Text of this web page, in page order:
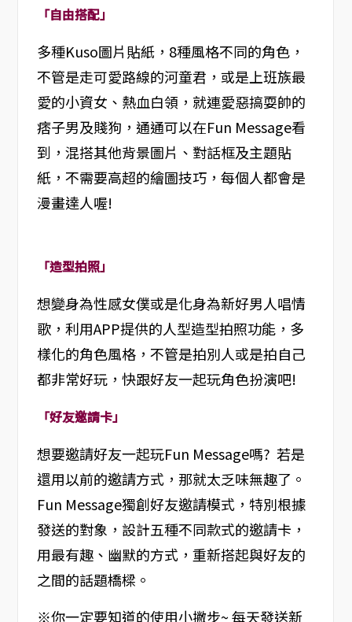
「自由搭配」
多種Kuso圖片貼紙，8種風格不同的角色，
不管是走可愛路線的河童君，或是上班族最
愛的小資女、熱血白領，就連愛惡搞耍帥的
痞子男及賤狗，通通可以在Fun Message看
到，混搭其他背景圖片、對話框及主題貼
紙，不需要高超的繪圖技巧，每個人都會是
漫畫達人喔!
「造型拍照」
想變身為性感女僕或是化身為新好男人唱情
歌，利用APP提供的人型造型拍照功能，多
樣化的角色風格，不管是拍別人或是拍自己
都非常好玩，快跟好友一起玩角色扮演吧!
「好友邀請卡」
想要邀請好友一起玩Fun Message嗎? 若是
還用以前的邀請方式，那就太乏味無趣了。
Fun Message獨創好友邀請模式，特別根據
發送的對象，設計五種不同款式的邀請卡，
用最有趣、幽默的方式，重新搭起與好友的
之間的話題橋樑。
※你一定要知道的使用小撇步~ 每天發送新